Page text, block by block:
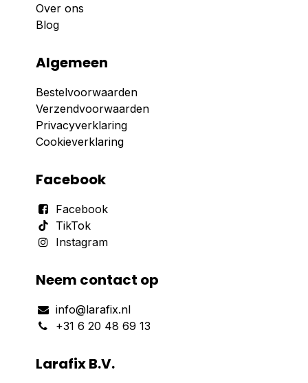
Over ons
Blog
Algemeen
Bestelvoorwaarden
Verzendvoorwaarden
Privacyverklaring
Cookieverklaring
Facebook
Facebook
TikTok
Instagram
Neem contact op
info@larafix.nl
+31 6 20 48 69 13
Larafix B.V.